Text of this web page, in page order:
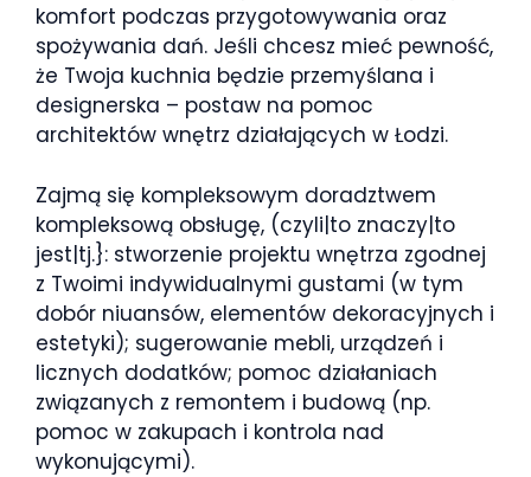
komfort podczas przygotowywania oraz
spożywania dań. Jeśli chcesz mieć pewność,
że Twoja kuchnia będzie przemyślana i
designerska – postaw na pomoc
architektów wnętrz działających w Łodzi.
Zajmą się kompleksowym doradztwem
kompleksową obsługę, (czyli|to znaczy|to
jest|tj.}: stworzenie projektu wnętrza zgodnej
z Twoimi indywidualnymi gustami (w tym
dobór niuansów, elementów dekoracyjnych i
estetyki); sugerowanie mebli, urządzeń i
licznych dodatków; pomoc działaniach
związanych z remontem i budową (np.
pomoc w zakupach i kontrola nad
wykonującymi).